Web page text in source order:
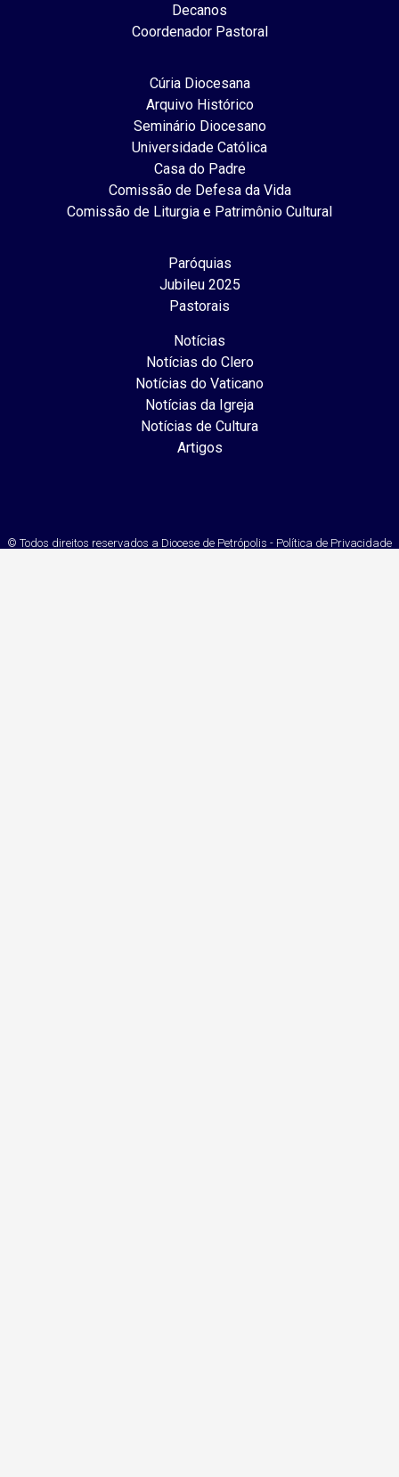
Decanos
Coordenador Pastoral
Cúria Diocesana
Arquivo Histórico
Seminário Diocesano
Universidade Católica
Casa do Padre
Comissão de Defesa da Vida
Comissão de Liturgia e Patrimônio Cultural
Paróquias
Jubileu 2025
Pastorais
Notícias
Notícias do Clero
Notícias do Vaticano
Notícias da Igreja
Notícias de Cultura
Artigos
© Todos direitos reservados a Diocese de Petrópolis - Política de Privacidade